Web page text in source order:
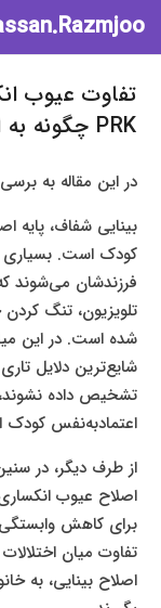
تفاوت عیوب
PRK چگونه به اصلاح بینایی کمک می‌کند؟
در این مقاله به
بینایی شفاف، پایه
کودک است. بسیاری
فرزندشان می‌شوند
تلویزیون، تنگ
شده است. در این
شایع‌ترین دلایل
تشخیص داده
اعتمادبه‌نفس کودک
از طرف دیگر، در
اصلاح عیوب
برای کاهش
تفاوت میان
اصلاح بینایی، به